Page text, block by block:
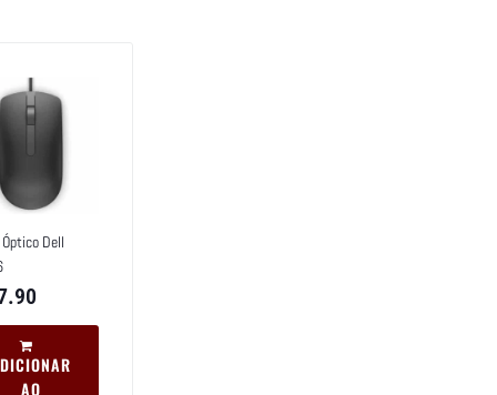
Dell
AO